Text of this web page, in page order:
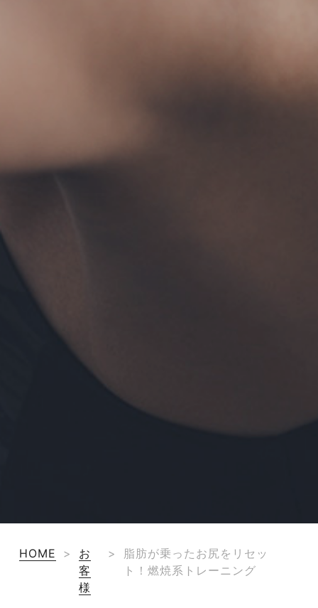
HOME >
お
客
様
>
脂肪が乗ったお尻をリセッ
ト！燃焼系トレーニング